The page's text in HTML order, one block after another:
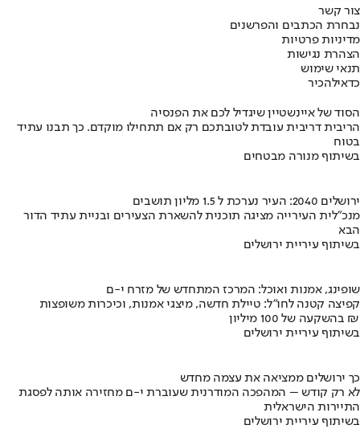
צור קשר
נבחרת הכתבים והפרשנים
מדיניות פרטיות
הצהרת נגישות
תנאי שימוש
כדאילהכיר
הסוד של איינשטיין שיגדיל לכם את הפנסיה
הריבית דריבית עובדת לטובתכם רק אם תתחילו מוקדם. כך תבנו עתיד
בטוח
בשיתוף מנורה מבטחים
ירושלים 2040: העיר נערכת ל 1.5 מליון תושבים
מנכ"לית העירייה מציגה תוכנית להשארת הצעירים ובניית עתיד הדור
הבא
בשיתוף עיריית ירושלים
שופינג, אמנות ואוכל: המרכז המתחדש של מזרח י-ם
קפיצה קטנה לחו"ל: טיילת חדשה, מיצגי אמנות, וכיכרות משופצות
בהשקעה של 100 מיליון ₪
בשיתוף עיריית ירושלים
כך ירושלים ממציאה את עצמה מחדש
לא רק קודש – המהפכה המודרנית שעוברת י-ם מחזירה אותה לפסגת
התיירות הישראלית
בשיתוף עיריית ירושלים